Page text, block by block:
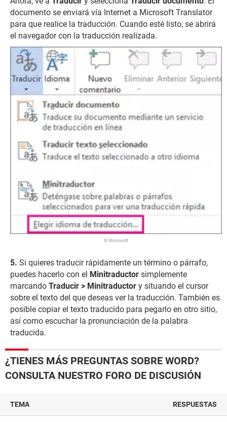
documento se enviará vía Internet a Microsoft Translator
para que realice la traducción. Cuando esté listo, se abrirá
el navegador con la traducción realizada.
© Microsoft
Si quieres traducir rápidamente un término o párrafo,
puedes hacerlo con el Minitraductor simplemente
marcando Traducir > Minitraductor y situando el cursor
sobre el texto del que deseas ver la traducción. También es
posible copiar el texto traducido para pegarlo en otro sitio,
así como escuchar la pronunciación de la palabra
traducida.
¿TIENES MÁS PREGUNTAS SOBRE WORD?
CONSULTA NUESTRO FORO DE DISCUSIÓN
TEMA RESPUESTAS